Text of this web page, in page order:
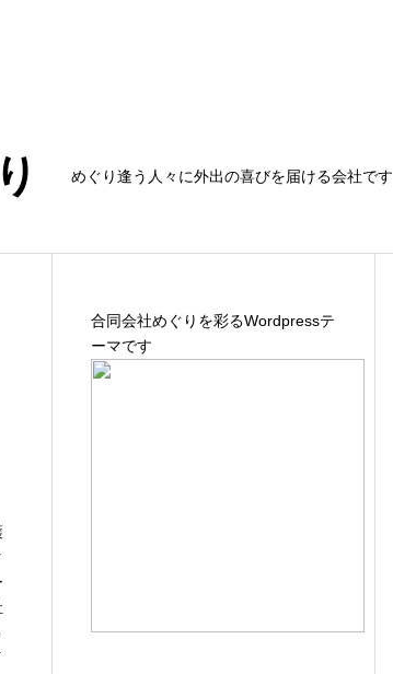
めぐり逢う人々に外出の喜びを届ける会社です
合同会社めぐりを彩るWordpressテ
ーマです